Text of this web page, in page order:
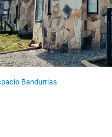
Bandurrias